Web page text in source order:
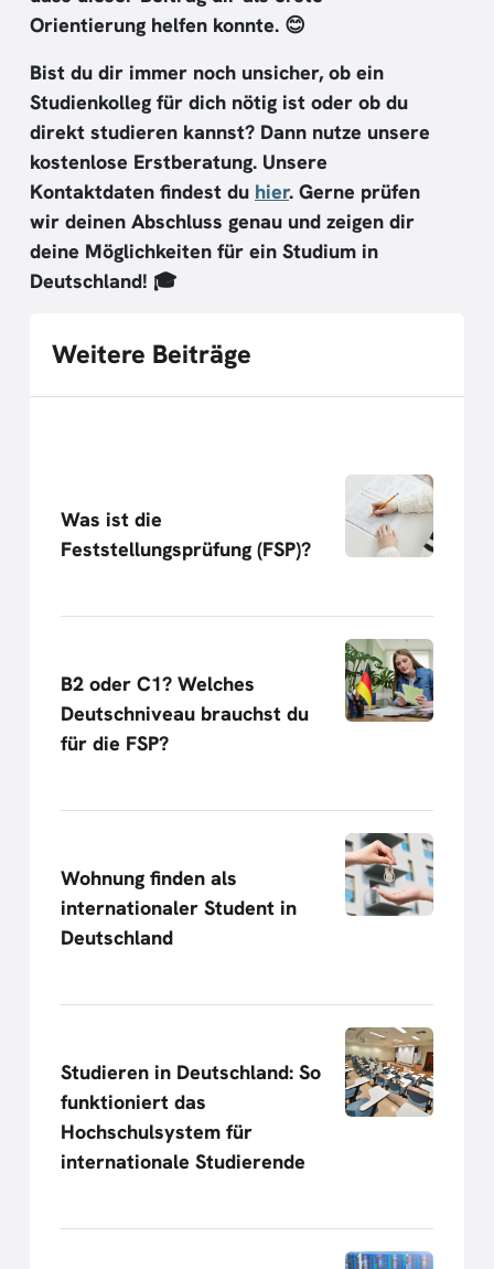
Orientierung helfen konnte. 😊
Bist du dir immer noch unsicher, ob ein
Studienkolleg für dich nötig ist oder ob du
direkt studieren kannst? Dann nutze unsere
kostenlose Erstberatung. Unsere
Kontaktdaten findest du hier. Gerne prüfen
wir deinen Abschluss genau und zeigen dir
deine Möglichkeiten für ein Studium in
Deutschland! 🎓
Weitere Beiträge
Was ist die
Feststellungsprüfung (FSP)?
B2 oder C1? Welches
Deutschniveau brauchst du
für die FSP?
Wohnung finden als
internationaler Student in
Deutschland
Studieren in Deutschland: So
funktioniert das
Hochschulsystem für
internationale Studierende